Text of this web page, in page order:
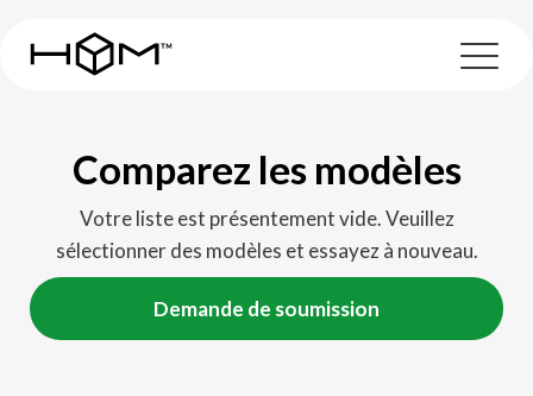
Comparez les modèles
Votre liste est présentement vide. Veuillez
sélectionner des modèles et essayez à nouveau.
Demande de soumission